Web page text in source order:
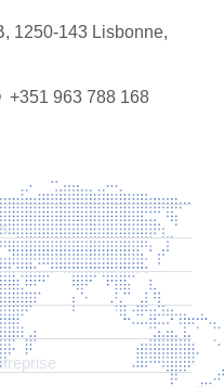
1250-143 Lisbonne,
+351 963 788 168